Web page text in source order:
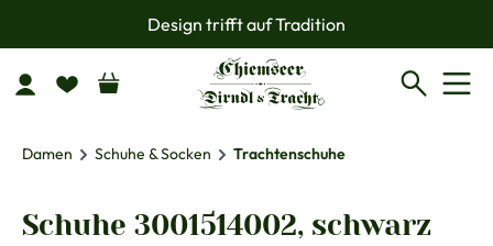
Zum Hauptinhalt springenDesign trifft auf Tradition
Damen Schuhe & Socken Trachtenschuhe
Schuhe 3001514002, schwarz